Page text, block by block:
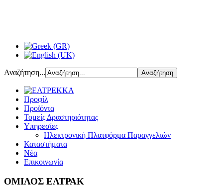
Αναζήτηση...
Προφίλ
Προϊόντα
Τομείς Δραστηριότητας
Υπηρεσίες
Ηλεκτρονική Πλατφόρμα Παραγγελιών
Καταστήματα
Νέα
Επικοινωνία
ΟΜΙΛΟΣ ΕΛΤΡΑΚ